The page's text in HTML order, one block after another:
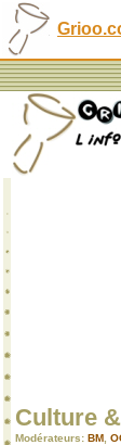
Culture
Modérateurs: BM